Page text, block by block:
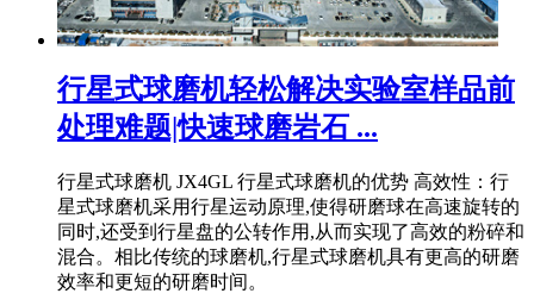
行星式球磨机轻松解决实验室样品前
处理难题|快速球磨岩石 ...
行星式球磨机 JX4GL 行星式球磨机的优势 高效性：行
星式球磨机采用行星运动原理,使得研磨球在高速旋转的
同时,还受到行星盘的公转作用,从而实现了高效的粉碎和
混合。相比传统的球磨机,行星式球磨机具有更高的研磨
效率和更短的研磨时间。